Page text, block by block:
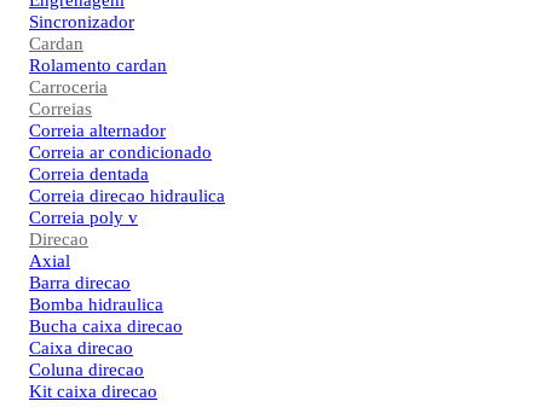
Sincronizador
Cardan
Rolamento cardan
Carroceria
Correias
Correia alternador
Correia ar condicionado
Correia dentada
Correia direcao hidraulica
Correia poly v
Direcao
Axial
Barra direcao
Bomba hidraulica
Bucha caixa direcao
Caixa direcao
Coluna direcao
Kit caixa direcao